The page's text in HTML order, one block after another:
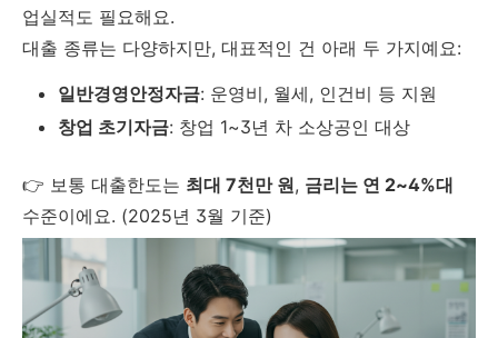
업실적도 필요해요.
대출 종류는 다양하지만, 대표적인 건 아래 두 가지예요:
일반경영안정자금: 운영비, 월세, 인건비 등 지원
창업 초기자금: 창업 1~3년 차 소상공인 대상
👉 보통 대출한도는 최대 7천만 원, 금리는 연 2~4%대
수준이에요. (2025년 3월 기준)